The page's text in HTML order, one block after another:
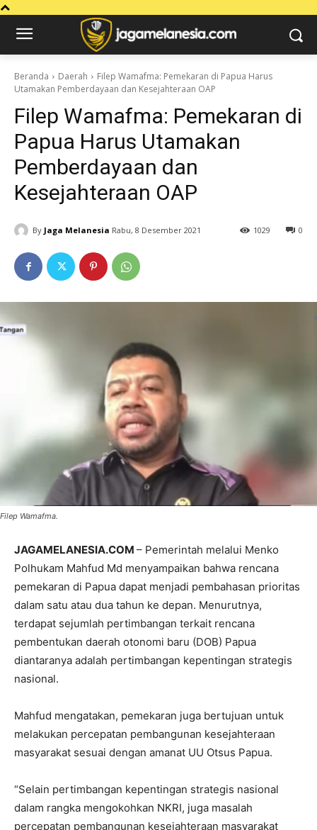
Beranda Daerah
Filep Wamafma: Pemekaran di Papua Harus
Utamakan Pemberdayaan dan Kesejahteraan OAP
Filep Wamafma: Pemekaran di
Papua Harus Utamakan
Pemberdayaan dan
Kesejahteraan OAP
By Jaga Melanesia Rabu, 8 Desember 2021 0
1029
Filep Wamafma.
JAGAMELANESIA.COM – Pemerintah melalui Menko
Polhukam Mahfud Md menyampaikan bahwa rencana
pemekaran di Papua dapat menjadi pembahasan prioritas
dalam satu atau dua tahun ke depan. Menurutnya,
terdapat sejumlah pertimbangan terkait rencana
pembentukan daerah otonomi baru (DOB) Papua
diantaranya adalah pertimbangan kepentingan strategis
nasional.
Mahfud mengatakan, pemekaran juga bertujuan untuk
melakukan percepatan pembangunan kesejahteraan
masyarakat sesuai dengan amanat UU Otsus Papua.
“Selain pertimbangan kepentingan strategis nasional
dalam rangka mengokohkan NKRI, juga masalah
percepatan pembangunan kesejahteraan masyarakat